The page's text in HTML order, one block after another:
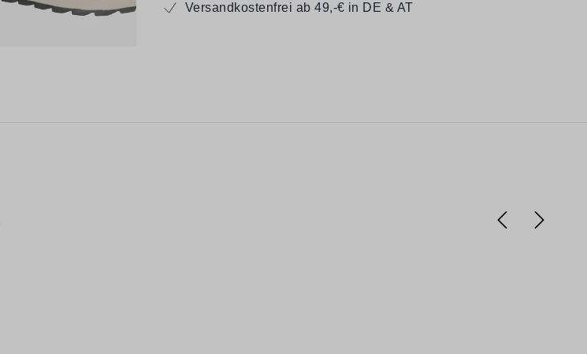
Versandkostenfrei ab 49,-€ in DE & AT